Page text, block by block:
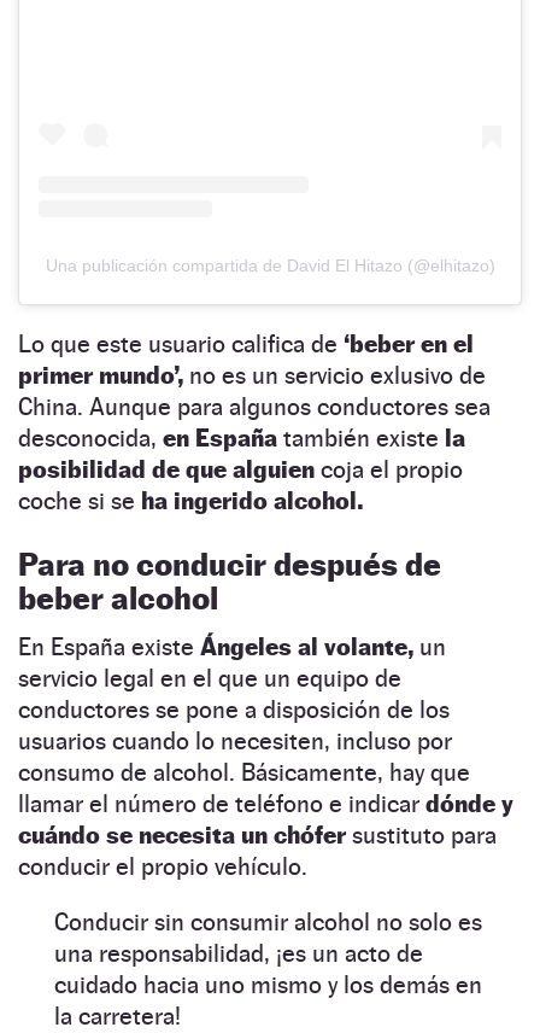
Una publicación compartida de David El Hitazo (@elhitazo)
Lo que este usuario califica de ‘beber en el
primer mundo’, no es un servicio exlusivo de
China. Aunque para algunos conductores sea
desconocida, en España también existe la
posibilidad de que alguien coja el propio
coche si se ha ingerido alcohol.
Para no conducir después de
beber alcohol
En España existe Ángeles al volante, un
servicio legal en el que un equipo de
conductores se pone a disposición de los
usuarios cuando lo necesiten, incluso por
consumo de alcohol. Básicamente, hay que
llamar el número de teléfono e indicar dónde y
cuándo se necesita un chófersustituto para
conducir el propio vehículo.
Conducir sin consumir alcohol no solo es
una responsabilidad, ¡es un acto de
cuidado hacia uno mismo y los demás en
la carretera!